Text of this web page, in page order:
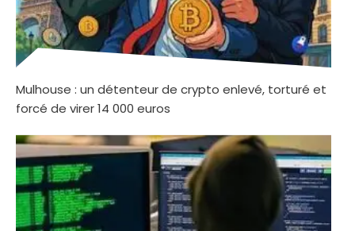
Mulhouse : un détenteur de crypto enlevé, torturé et
forcé de virer 14 000 euros